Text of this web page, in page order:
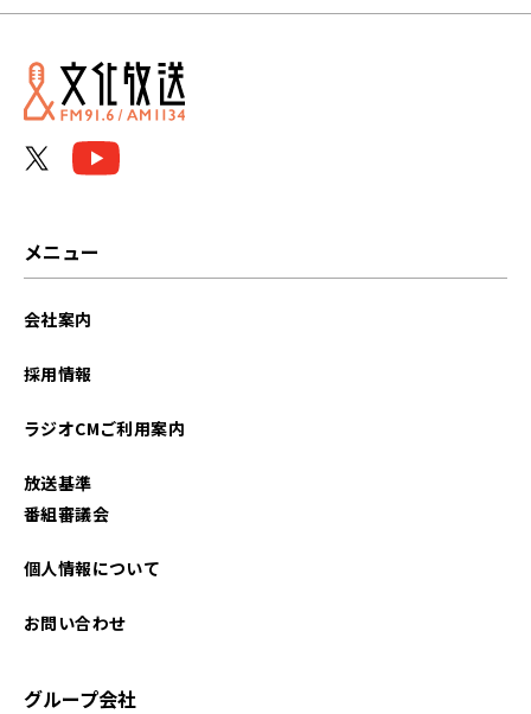
2025年02月
2024年06月
メニュー
会社案内
採用情報
ラジオCMご利用案内
放送基準
番組審議会
個人情報について
お問い合わせ
グループ会社